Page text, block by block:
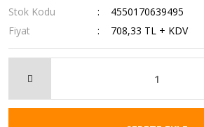
Stok Kodu
4550170639495
Fiyat
708,33 TL + KDV